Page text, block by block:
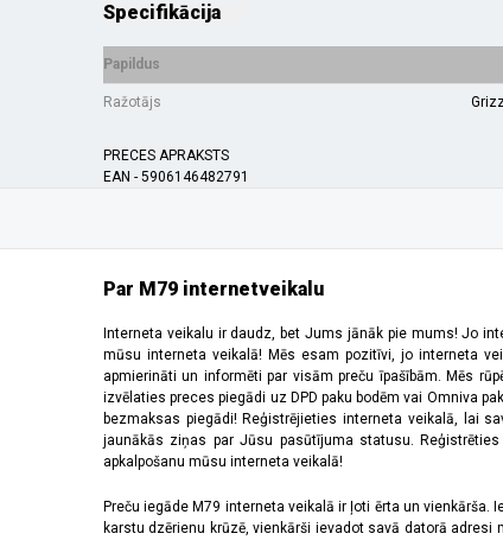
Specifikācija
Papildus
Ražotājs
PRECES APRAKSTS
EAN - 5906146482791
Par M79 internetveikalu
Interneta veikalu ir daudz, bet Jums jānāk pie mums! Jo
mūsu interneta veikalā! Mēs esam pozitīvi, jo interneta
apmierināti un informēti par visām preču īpašībām. Mēs
izvēlaties preces piegādi uz DPD paku bodēm vai Omniva
bezmaksas piegādi! Reģistrējieties interneta veikalā, lai
jaunākās ziņas par Jūsu pasūtījuma statusu.
apkalpošanu mūsu interneta veikalā!
Preču iegāde M79 interneta veikalā ir ļoti ērta un
karstu dzērienu krūzē, vienkārši ievadot savā datorā